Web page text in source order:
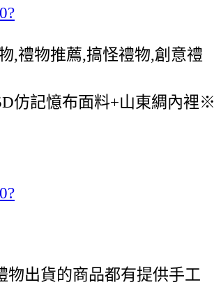
,禮物推薦,搞怪禮物,創意禮
仿記憶布面料+山東綢內裡※
出貨的商品都有提供手工